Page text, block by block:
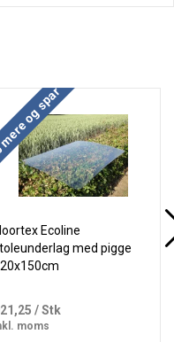
og spar
Ecoline
med pigge
/ Stk
moms